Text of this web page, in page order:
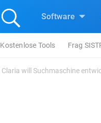
Software
Kostenlose Tools Frag
Claria will Suchmaschine